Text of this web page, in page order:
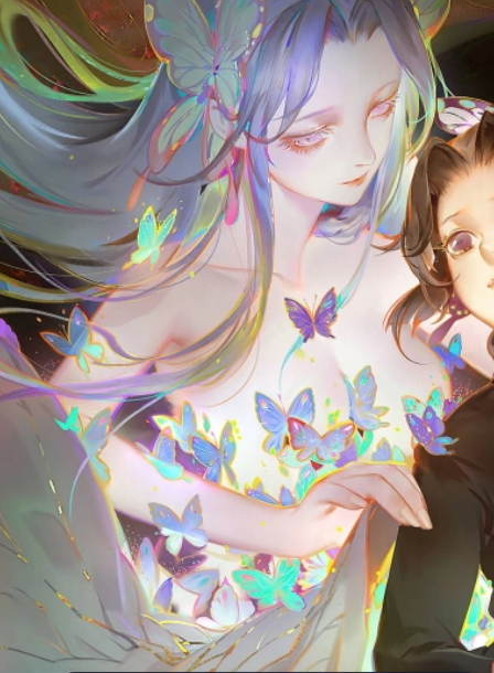
Đang mở https://issiloo.edu.vn/shinobu-cute